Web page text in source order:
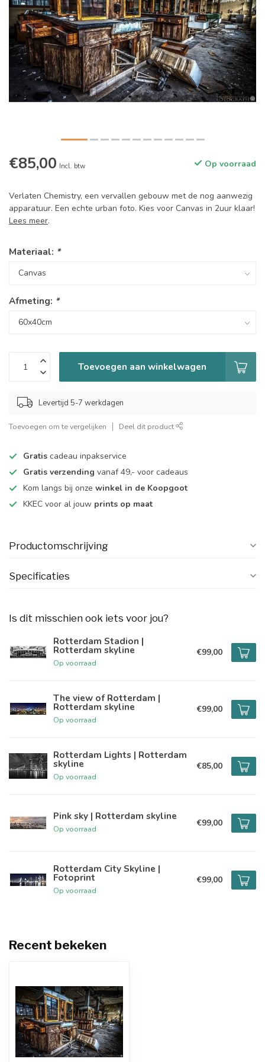
€85,00 Incl. btw Op voorraad
Verlaten Chemistry, een vervallen gebouw met de nog aanwezig
apparatuur. Een echte urban foto. Kies voor Canvas in 2uur klaar!
Lees meer.
Materiaal: *
Afmeting: *
Toevoegen aan winkelwagen
Levertijd 5-7 werkdagen
Toevoegen om te vergelijken Deel dit product
Gratis cadeau inpakservice
Gratis verzending vanaf 49,- voor cadeaus
Kom langs bij onze winkel in de Koopgoot
KKEC voor al jouw prints op maat
Productomschrijving
Specificaties
Is dit misschien ook iets voor jou?
Rotterdam Stadion |
Rotterdam skyline
Op voorraad
€99,00
The view of Rotterdam |
Rotterdam skyline
Op voorraad
€99,00
Rotterdam Lights | Rotterdam
skyline
Op voorraad
€85,00
Pink sky | Rotterdam skyline
Op voorraad
€99,00
Rotterdam City Skyline |
Fotoprint
Op voorraad
€99,00
Recent bekeken